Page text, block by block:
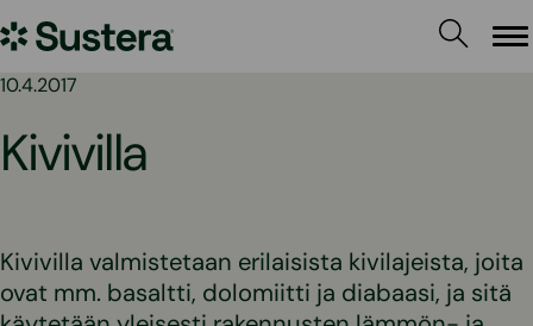
sisältöön
Sustera
10.4.2017
Kivivilla
Kivivilla valmistetaan erilaisista kivilajeista, joita
ovat mm. basaltti, dolomiitti ja diabaasi, ja sitä